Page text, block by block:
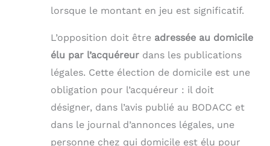
lorsque le montant en jeu est significatif.
L’opposition doit être adressée au domicile
élu par l’acquéreur dans les publications
légales. Cette élection de domicile est une
obligation pour l’acquéreur : il doit
désigner, dans l’avis publié au BODACC et
dans le journal d’annonces légales, une
personne chez qui domicile est élu pour